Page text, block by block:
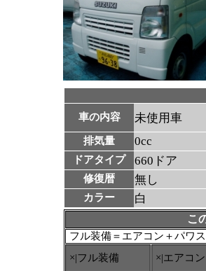
車の内容
未使用車
排気量 0cc
ドアタイプ 660ドア
修復暦 無し
カラー 白
こ
フル装備＝エアコン＋パワ
×|フル装備
×|エアコン